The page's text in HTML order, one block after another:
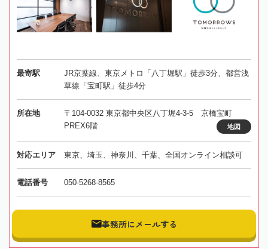
最寄駅
JR京葉線、東京メトロ「八丁堀駅」徒歩3分、都営浅
草線「宝町駅」徒歩4分
所在地
〒104-0032 東京都中央区八丁堀4-3-5 京橋宝町
PREX6階
地図
対応エリア 東京、埼玉、神奈川、千葉、全国オンライン相談可
電話番号 050-5268-8565
事務所にメールする